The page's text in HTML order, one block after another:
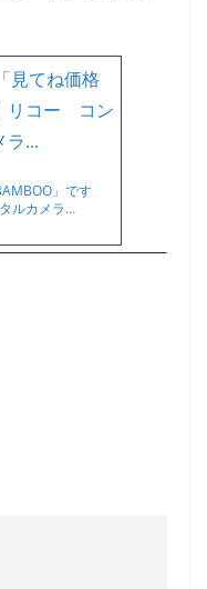
」です
ルカメラ…